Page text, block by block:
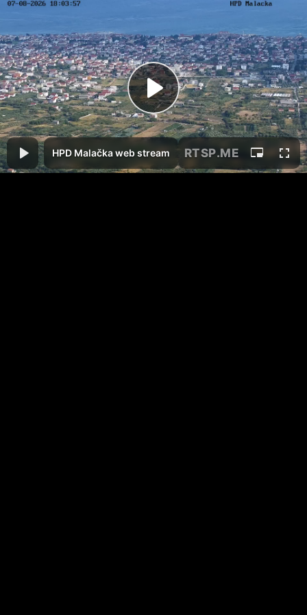
HPD Malačka web stream RTSP.ME